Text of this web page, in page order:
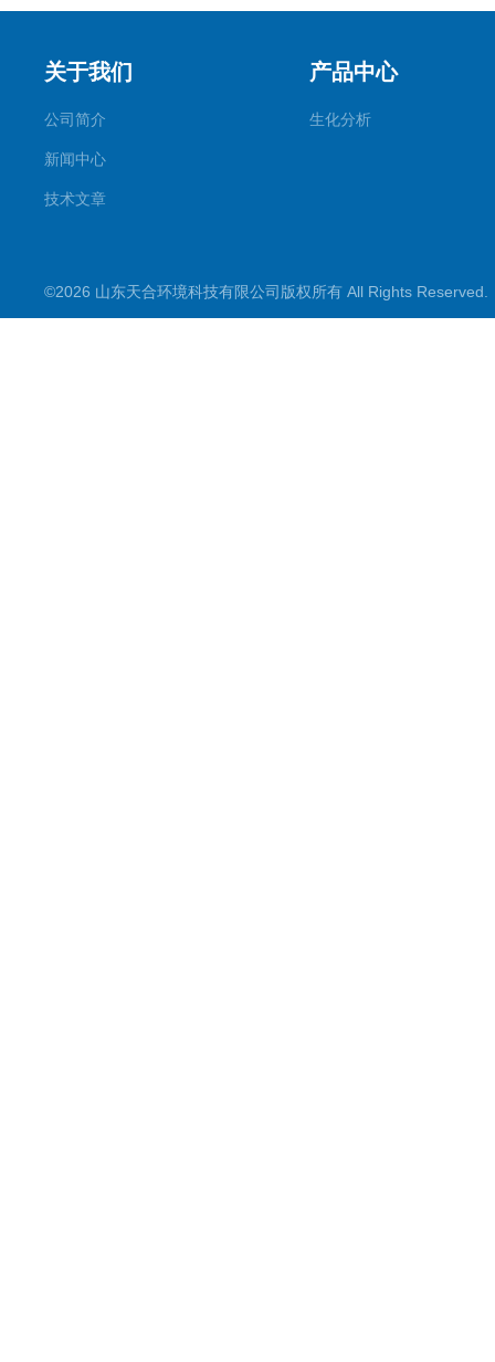
关于我们
公司简介
新闻中心
技术文章
产品中心
生化分析
©2026 山东天合环境科技有限公司版权所有 All Rights